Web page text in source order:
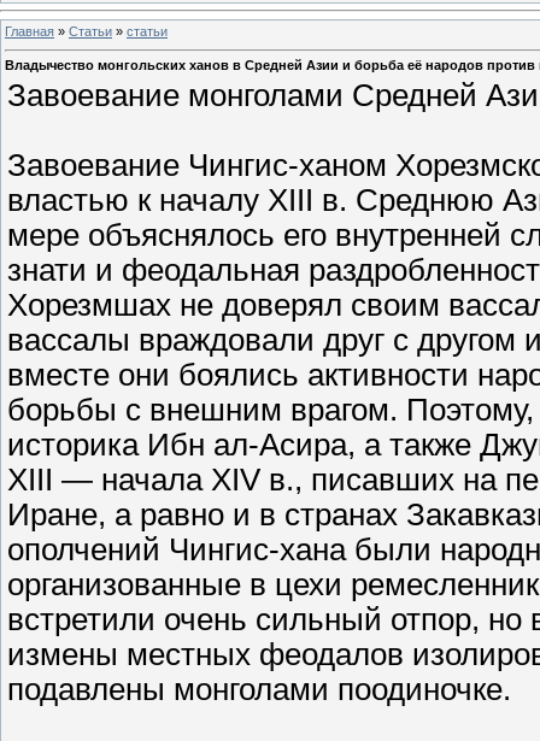
Главная » Статьи » статьи
Владычество монгольских ханов в Средней Азии и борьба её народов против
Завоевание монголами Средней
Завоевание Чингис-ханом
властью к началу XIII в. Среднюю
мере объяснялось его внутренней
знати и феодальная
Хорезмшах не доверял своим
вассалы враждовали друг с другом
вместе они боялись активности
борьбы с внешним врагом. Поэтому,
историка Ибн ал-Асира, а также
XIII — начала XIV в., писавших на
Иране, а равно и в странах
ополчений Чингис-хана были
организованные в цехи
встретили очень сильный отпор, но
измены местных феодалов
подавлены монголами поодиночке.